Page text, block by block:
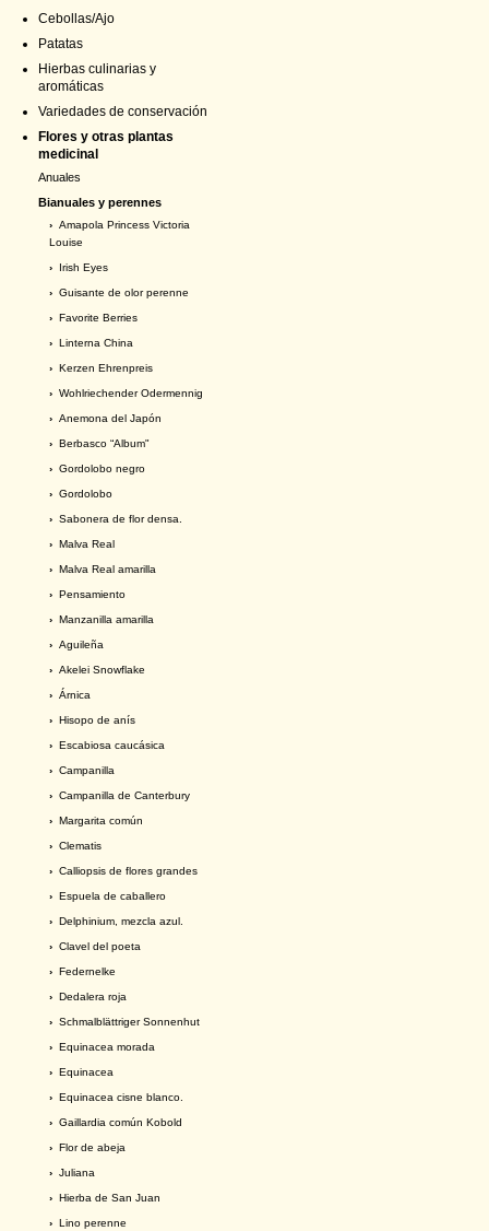
Cebollas/Ajo
Patatas
Hierbas culinarias y
aromáticas
Variedades de conservación
Flores y otras plantas
medicinal
Anuales
Bianuales y perennes
› Amapola Princess Victoria
Louise
› Irish Eyes
› Guisante de olor perenne
› Favorite Berries
› Linterna China
› Kerzen Ehrenpreis
› Wohlriechender Odermennig
› Anemona del Japón
› Berbasco “Album"
› Gordolobo negro
› Gordolobo
› Sabonera de flor densa.
› Malva Real
› Malva Real amarilla
› Pensamiento
› Manzanilla amarilla
› Aguileña
› Akelei Snowflake
› Árnica
› Hisopo de anís
› Escabiosa caucásica
› Campanilla
› Campanilla de Canterbury
› Margarita común
› Clematis
› Calliopsis de flores grandes
› Espuela de caballero
› Delphinium, mezcla azul.
› Clavel del poeta
› Federnelke
› Dedalera roja
› Schmalblättriger Sonnenhut
› Equinacea morada
› Equinacea
› Equinacea cisne blanco.
› Gaillardia común Kobold
› Flor de abeja
› Juliana
› Hierba de San Juan
› Lino perenne